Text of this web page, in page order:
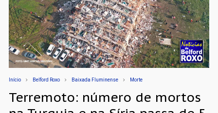
Início Belford Roxo Baixada Fluminense Morte
Terremoto: número de mortos